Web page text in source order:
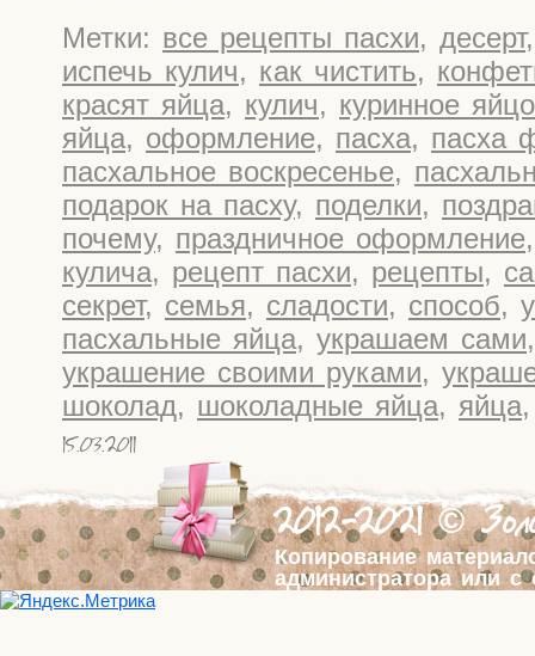
Метки: все рецепты пасхи, десерт
испечь кулич, как чистить,
красят яйца, кулич, куринное яйцо
яйца, оформление, пасха, пасха
пасхальное воскресенье,
подарок на пасху, поделки,
почему, праздничное оформление
кулича, рецепт пасхи, рецепты,
секрет, семья, сладости, способ,
пасхальные яйца, украшаем сами
украшение своими руками,
шоколад, шоколадные яйца, яйца
15.03.2011
2012-2021 ©
Копирование
администратора или с